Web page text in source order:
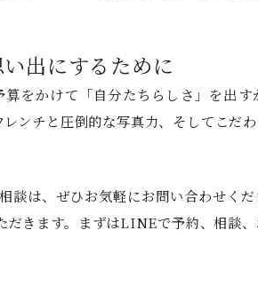
出にするために
をかけて「自分たちらしさ」を出す
ンチと圧倒的な写真力、そしてこだ
談は、ぜひお気軽にお問い合わせく
だきます。まずはLINEで予約、相談